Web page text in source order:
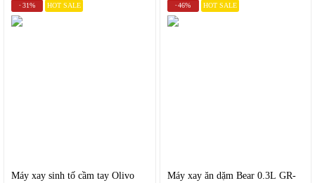
- 31% HOT SALE
Máy xay sinh tố cầm tay Olivo
-46% HOT SALE
Máy xay ăn dặm Bear 0.3L GR-